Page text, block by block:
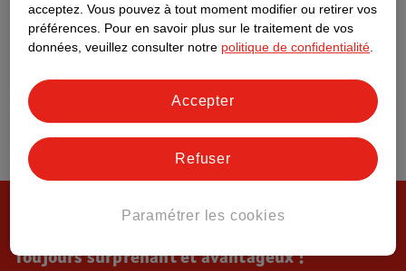
Toujours surprenant et avantageux !
acceptez. Vous pouvez à tout moment modifier ou retirer vos
préférences. Pour en savoir plus sur le traitement de vos
données, veuillez consulter notre politique de confidentialité
Paramétrer les cookies
Refuser
Accepter